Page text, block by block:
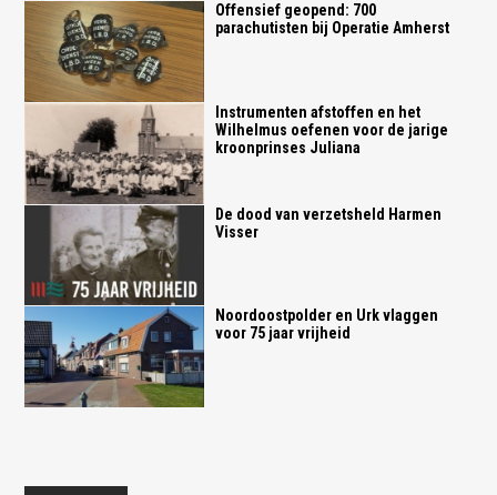
Offensief geopend: 700
parachutisten bij Operatie Amherst
Instrumenten afstoffen en het
Wilhelmus oefenen voor de jarige
kroonprinses Juliana
De dood van verzetsheld Harmen
Visser
Noordoostpolder en Urk vlaggen
voor 75 jaar vrijheid